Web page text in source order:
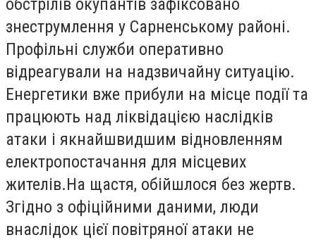
обстрілів окупантів зафіксовано
знеструмлення у Сарненському районі.
Профільні служби оперативно
відреагували на надзвичайну ситуацію.
Енергетики вже прибули на місце події та
працюють над ліквідацією наслідків
атаки і якнайшвидшим відновленням
електропостачання для місцевих
жителів.На щастя, обійшлося без жертв.
Згідно з офіційними даними, люди
внаслідок цієї повітряної атаки не